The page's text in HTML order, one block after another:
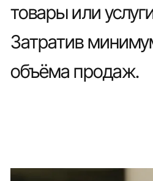
товары или
Затратив
объёма продаж.